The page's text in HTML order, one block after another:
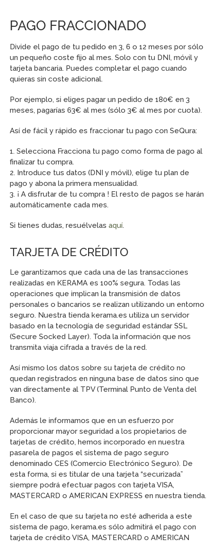
PAGO FRACCIONADO
Divide el pago de tu pedido en 3, 6 o 12 meses por sólo
un pequeño coste fijo al mes. Solo con tu DNI, móvil y
tarjeta bancaria. Puedes completar el pago cuando
quieras sin coste adicional.
Por ejemplo, si eliges pagar un pedido de 180€ en 3
meses, pagarías 63€ al mes (sólo 3€ al mes por cuota).
Así de fácil y rápido es fraccionar tu pago con SeQura:
1. Selecciona Fracciona tu pago como forma de pago al
finalizar tu compra.
2. Introduce tus datos (DNI y móvil), elige tu plan de
pago y abona la primera mensualidad.
3. ¡ A disfrutar de tu compra ! El resto de pagos se harán
automáticamente cada mes.
Si tienes dudas, resuélvelas aquí.
TARJETA DE CRÉDITO
Le garantizamos que cada una de las transacciones
realizadas en KERAMA es 100% segura. Todas las
operaciones que implican la transmisión de datos
personales o bancarios se realizan utilizando un entorno
seguro. Nuestra tienda kerama.es utiliza un servidor
basado en la tecnología de seguridad estándar SSL
(Secure Socked Layer). Toda la información que nos
transmita viaja cifrada a través de la red.
Así mismo los datos sobre su tarjeta de crédito no
quedan registrados en ninguna base de datos sino que
van directamente al TPV (Terminal Punto de Venta del
Banco).
Además le informamos que en un esfuerzo por
proporcionar mayor seguridad a los propietarios de
tarjetas de crédito, hemos incorporado en nuestra
pasarela de pagos el sistema de pago seguro
denominado CES (Comercio Electrónico Seguro). De
esta forma, si es titular de una tarjeta “securizada”
siempre podrá efectuar pagos con tarjeta VISA,
MASTERCARD o AMERICAN EXPRESS en nuestra tienda.
En el caso de que su tarjeta no esté adherida a este
sistema de pago, kerama.es sólo admitirá el pago con
tarjeta de crédito VISA, MASTERCARD o AMERICAN